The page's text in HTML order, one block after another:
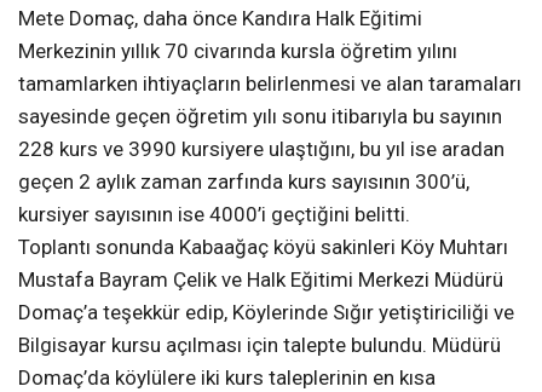
Mete Domaç, daha önce Kandıra Halk Eğitimi
Merkezinin yıllık 70 civarında kursla öğretim yılını
tamamlarken ihtiyaçların belirlenmesi ve alan taramaları
sayesinde geçen öğretim yılı sonu itibarıyla bu sayının
228 kurs ve 3990 kursiyere ulaştığını, bu yıl ise aradan
geçen 2 aylık zaman zarfında kurs sayısının 300’ü,
kursiyer sayısının ise 4000’i geçtiğini belitti.
Toplantı sonunda Kabaağaç köyü sakinleri Köy Muhtarı
Mustafa Bayram Çelik ve Halk Eğitimi Merkezi Müdürü
Domaç’a teşekkür edip, Köylerinde Sığır yetiştiriciliği ve
Bilgisayar kursu açılması için talepte bulundu. Müdürü
Domaç’da köylülere iki kurs taleplerinin en kısa